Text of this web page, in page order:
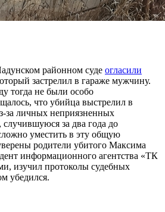
районном суде огласили
застрелил в гараже мужчину.
тогда не были особо
что убийца выстрелил в
за личных неприязненных
за два года до
уместить в эту общую
родители убитого Максима
информационного агентства «ТК
изучил протоколы судебных
убедился.